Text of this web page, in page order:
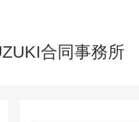
合同事務所